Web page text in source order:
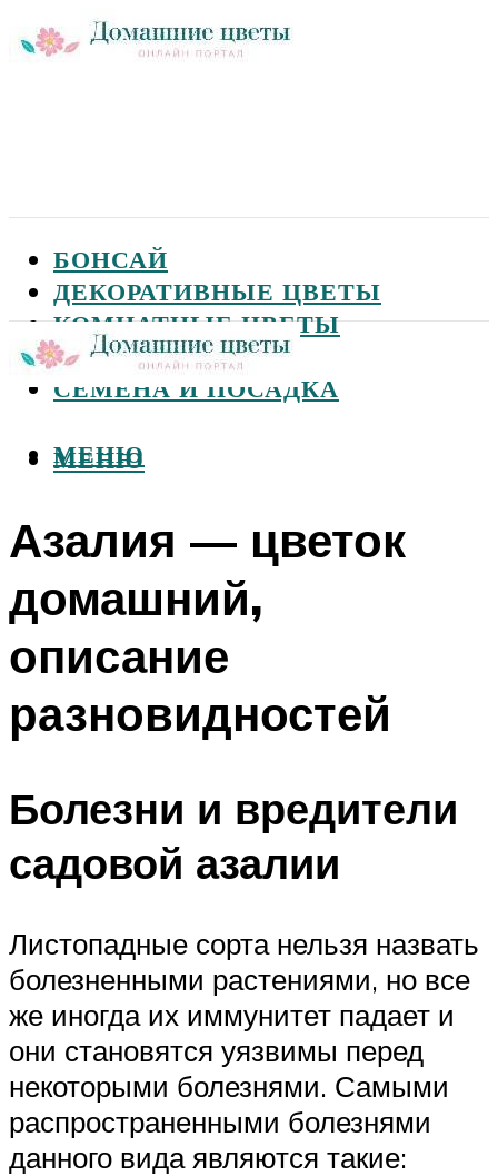
БОНСАЙ
ДЕКОРАТИВНЫЕ ЦВЕТЫ
КОМНАТНЫЕ ЦВЕТЫ
САДОВЫЕ ЦВЕТЫ
СЕМЕНА И ПОСАДКА
МЕНЮ
МЕНЮ
Азалия — цветок
домашний,
описание
разновидностей
Болезни и вредители
садовой азалии
Листопадные сорта нельзя назвать
болезненными растениями, но все
же иногда их иммунитет падает и
они становятся уязвимы перед
некоторыми болезнями. Самыми
распространенными болезнями
данного вида являются такие: